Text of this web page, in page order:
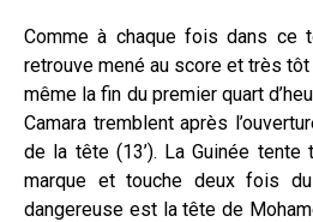
Comme à chaque fois dans ce
retrouve mené au score et très
même la fin du premier quart
Camara tremblent après
de la tête (13’). La Guinée
marque et touche deux fois
dangereuse est la tête de